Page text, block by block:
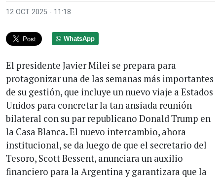
12 OCT 2025 - 11:18
WhatsApp
El presidente Javier Milei se prepara para
protagonizar una de las semanas más importantes
de su gestión, que incluye un nuevo viaje a Estados
Unidos para concretar la tan ansiada reunión
bilateral con su par republicano Donald Trump en
la Casa Blanca. El nuevo intercambio, ahora
institucional, se da luego de que el secretario del
Tesoro, Scott Bessent, anunciara un auxilio
financiero para la Argentina y garantizara que la